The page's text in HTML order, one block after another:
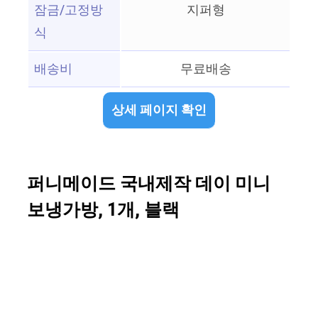
잠금/고정방
식
지퍼형
배송비 무료배송
상세 페이지 확인
퍼니메이드 국내제작 데이 미니
보냉가방, 1개, 블랙